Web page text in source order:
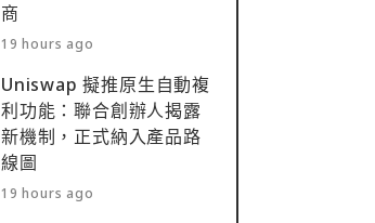
商
19 hours ago
Uniswap 擬推原生自動複
利功能：聯合創辦人揭露
新機制，正式納入產品路
線圖
19 hours ago